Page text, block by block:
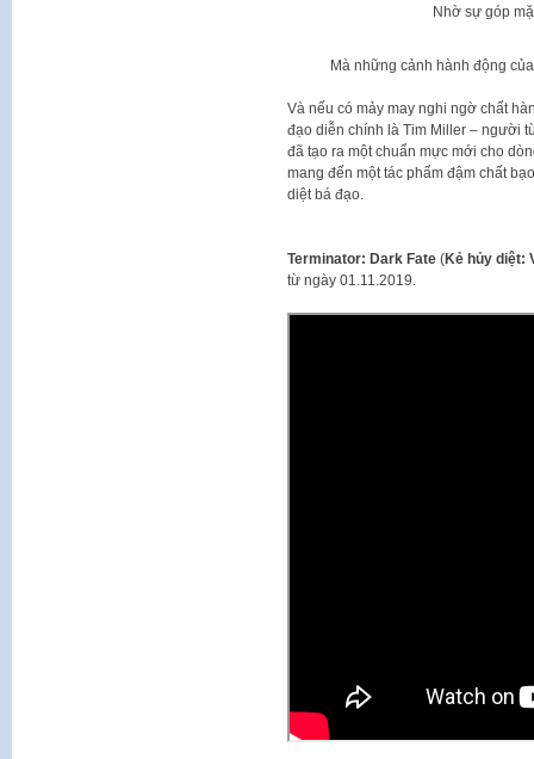
Nhờ sự góp
Mà những cảnh hành động
Và nếu có mảy may nghi ngờ chất
đạo diễn chính là Tim Miller – người
đã tạo ra một chuẩn mực mới cho
mang đến một tác phẩm đậm chất
diệt bá đạo.
Terminator: Dark Fate(Kẻ hủy diệt:
từ ngày 01.11.2019.